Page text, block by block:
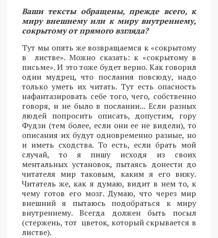
Ваши тексты обращены, прежде всего, к
миру внешнему или к миру внутреннему,
сокрытому от прямого взгляда?
Тут мы опять же возвращаемся к «сокрытому
в листве». Можно сказать: к «сокрытому в
письме». И это тоже будет верно. Как говорил
один мудрец, что послания повсюду, надо
только уметь их читать. Тут есть опасность
нафантазировать себе того, чего, собственно
говоря, и не было в послании... Если разных
людей попросить описать, допустим, гору
Фудзи (тем более, если они ее не видели), то
описания их будут одновременно разные, но
и иметь сходства. То есть, если брать мой
случай, то я пишу исходя из своих
ментальных установок, пытаясь донести до
читателя мир таковым, каким я его вижу.
Читатель же, как я думаю, видит в нем то, к
чему готов его мозг. Думаю, что через мир
внешний я пытаюсь подобраться к миру
внутреннему. Всегда должен быть посыл
(стержень, тот цветок, который скрывается в
листве).